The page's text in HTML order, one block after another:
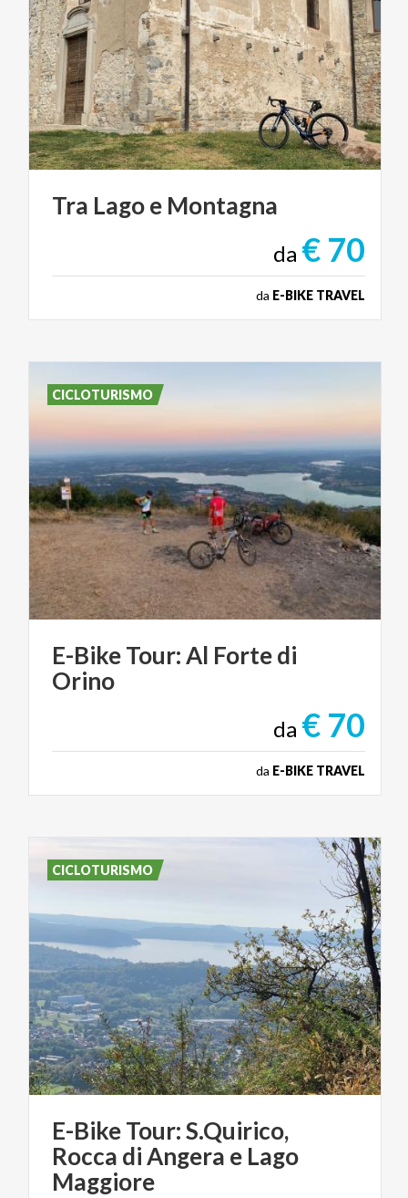
Tra Lagoe Montagna
da € 70
da E-BIKE TRAVEL
E-BikeTour:Al Fortedi
Orino
da € 70
da E-BIKE TRAVEL
CICLOTURISMO
E-Bike Tour: S.Quirico,
Rocca di Angera e Lago
Maggiore
CICLOTURISMO